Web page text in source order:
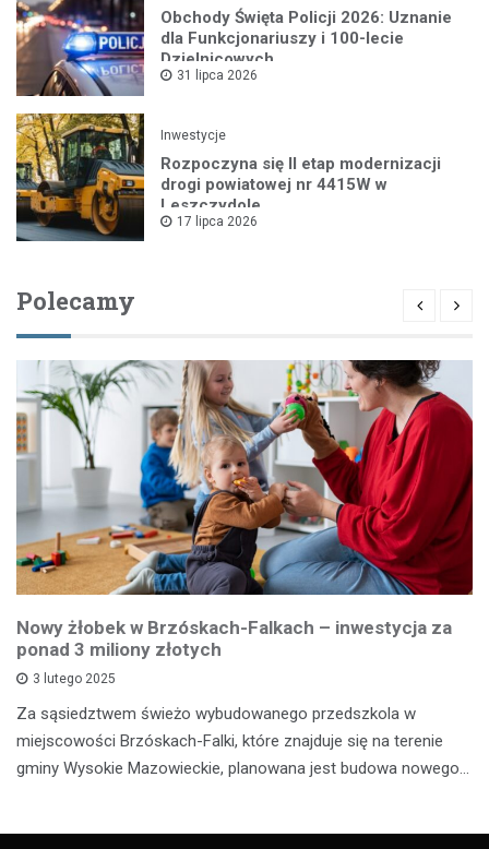
Obchody Święta Policji 2026: Uznanie
dla Funkcjonariuszy i 100-lecie
Dzielnicowych
31 lipca 2026
Inwestycje
Rozpoczyna się II etap modernizacji
drogi powiatowej nr 4415W w
Leszczydole
17 lipca 2026
Polecamy
Nowy żłobek w Brzóskach-Falkach – inwestycja za
ponad 3 miliony złotych
3 lutego 2025
Za sąsiedztwem świeżo wybudowanego przedszkola w
miejscowości Brzóskach-Falki, które znajduje się na terenie
gminy Wysokie Mazowieckie, planowana jest budowa nowego…